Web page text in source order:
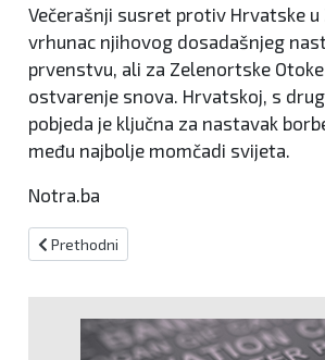
Večerašnji susret protiv Hrvatske u
vrhunac njihovog dosadašnjeg
prvenstvu, ali za Zelenortske
ostvarenje snova. Hrvatskoj, s
pobjeda je ključna za nastavak
među najbolje momčadi svijeta.
Notra.ba
Prethodni članak: Sutra u Cazinu 80.
Prethodni